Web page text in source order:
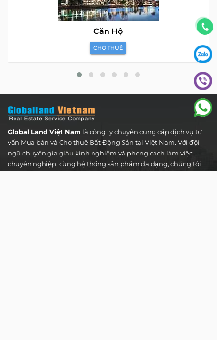
Căn Hộ
CHO THUÊ
Global Land Việt Nam là công ty chuyên cung cấp dịch vụ tư
vấn Mua bán và Cho thuê Bất Động Sản tại Việt Nam. Với đội
ngũ chuyên gia giàu kinh nghiệm và phong cách làm việc
chuyên nghiệp, cùng hệ thống sản phẩm đa dạng, chúng tôi